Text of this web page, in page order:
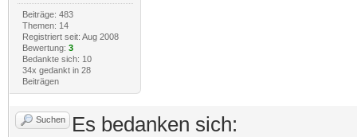
Beiträge: 483
Themen: 14
Registriert seit: Aug 2008
Bewertung: 3
Bedankte sich: 10
34x gedankt in 28
Beiträgen
Suchen Es bedanken sich: